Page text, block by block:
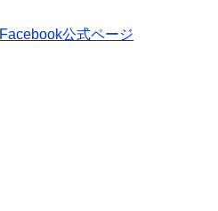
Facebook公式ページ